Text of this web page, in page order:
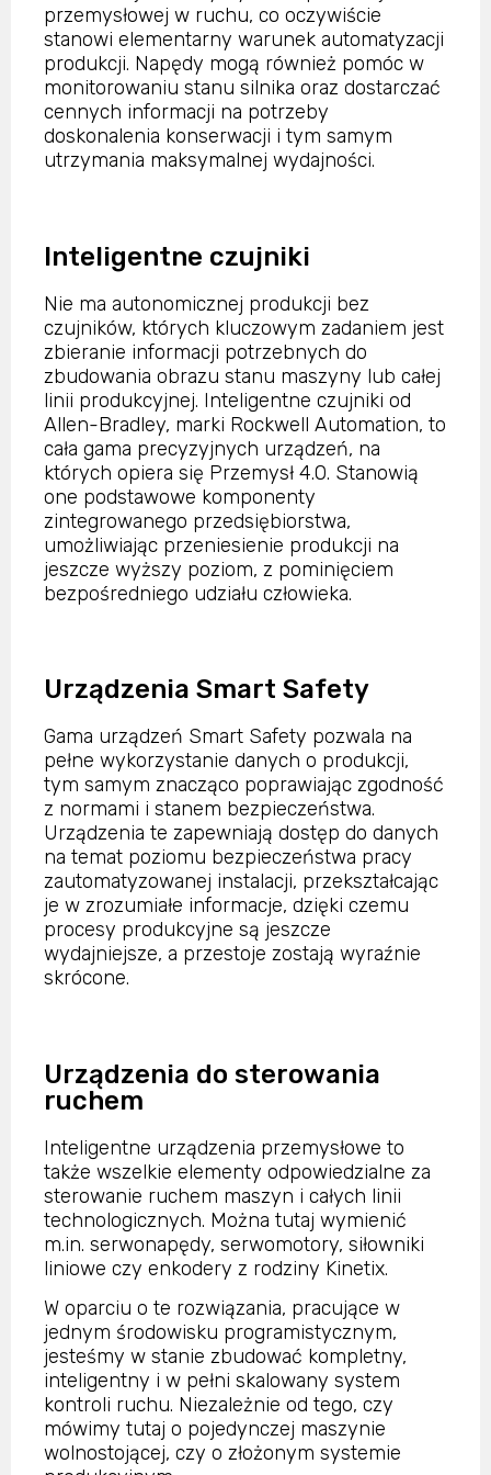
przemysłowej w ruchu, co oczywiście
stanowi elementarny warunek automatyzacji
produkcji. Napędy mogą również pomóc w
monitorowaniu stanu silnika oraz dostarczać
cennych informacji na potrzeby
doskonalenia konserwacji i tym samym
utrzymania maksymalnej wydajności.
Inteligentne czujniki
Nie ma autonomicznej produkcji bez
czujników, których kluczowym zadaniem jest
zbieranie informacji potrzebnych do
zbudowania obrazu stanu maszyny lub całej
linii produkcyjnej. Inteligentne czujniki od
Allen-Bradley, marki Rockwell Automation, to
cała gama precyzyjnych urządzeń, na
których opiera się Przemysł 4.0. Stanowią
one podstawowe komponenty
zintegrowanego przedsiębiorstwa,
umożliwiając przeniesienie produkcji na
jeszcze wyższy poziom, z pominięciem
bezpośredniego udziału człowieka.
Urządzenia Smart Safety
Gama urządzeń Smart Safety pozwala na
pełne wykorzystanie danych o produkcji,
tym samym znacząco poprawiając zgodność
z normami i stanem bezpieczeństwa.
Urządzenia te zapewniają dostęp do danych
na temat poziomu bezpieczeństwa pracy
zautomatyzowanej instalacji, przekształcając
je w zrozumiałe informacje, dzięki czemu
procesy produkcyjne są jeszcze
wydajniejsze, a przestoje zostają wyraźnie
skrócone.
Urządzenia do sterowania
ruchem
Inteligentne urządzenia przemysłowe to
także wszelkie elementy odpowiedzialne za
sterowanie ruchem maszyn i całych linii
technologicznych. Można tutaj wymienić
m.in. serwonapędy, serwomotory, siłowniki
liniowe czy enkodery z rodziny Kinetix.
W oparciu o te rozwiązania, pracujące w
jednym środowisku programistycznym,
jesteśmy w stanie zbudować kompletny,
inteligentny i w pełni skalowany system
kontroli ruchu. Niezależnie od tego, czy
mówimy tutaj o pojedynczej maszynie
wolnostojącej, czy o złożonym systemie